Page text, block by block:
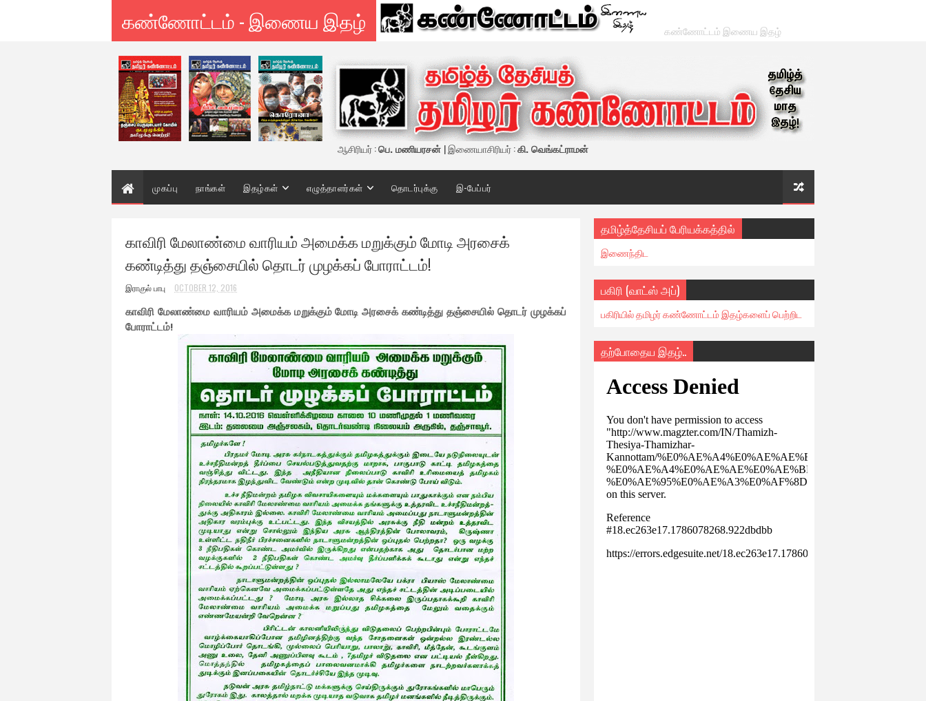
கண்ணோட்டம் - இணைய இதழ் கண்ணோட்டம் இணைய இதழ்
ஆசிரியர் :பெ. மணியரசன் | இணையாசிரியர் :கி. வெங்கட்ராமன்
முகப்பு நாங்கள் இதழ்கள் எழுத்தாளர்கள் தொடர்புக்கு இ-பேப்பர்
காவிரி மேலாண்மை வாரியம் அமைக்க மறுக்கும் மோடி அரசைக்
கண்டித்து தஞ்சையில் தொடர் முழக்கப் போராட்டம்!
இராகுல் பாபு OCTOBER 12, 2016
காவிரி மேலாண்மை வாரியம் அமைக்க மறுக்கும் மோடி அரசைக் கண்டித்து தஞ்சையில் தொடர் முழக்கப்
போராட்டம்!
தமிழ்த்தேசியப் பேரியக்கத்தில்
இணைந்திட
பகிரி (வாட்ஸ் அப்)
பகிரியில் தமிழர் கண்ணோட்டம் இதழ்களைப் பெற்றிட
தற்போதைய இதழ்..